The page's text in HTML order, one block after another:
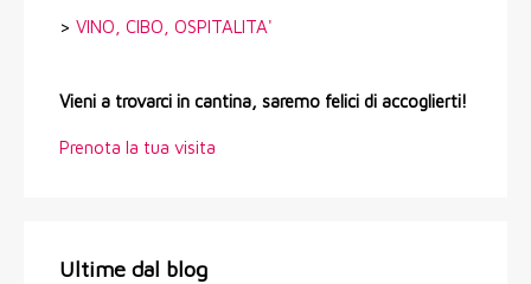
> VINO, CIBO, OSPITALITA'
Vieni a trovarci in cantina, saremo felici di accoglierti!
Prenota la tua visita
Ultime dal blog